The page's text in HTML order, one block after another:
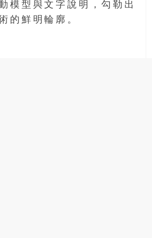
模型與文字說明，勾勒出
的鮮明輪廓。